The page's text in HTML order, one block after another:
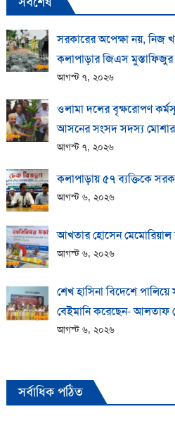
সরকারের অপেক্ষা নয়, নিজ
কলাপাড়ার জিএস মুস্তাফিজুর
আগস্ট ৭, ২০২৬
ওলামা দলের বৃক্ষরোপণ
আসনের সংসদ সদস্য
আগস্ট ৭, ২০২৬
কলাপাড়ায় ​৫৭ ব্যক্তিকে
আগস্ট ৬, ২০২৬
আখতার হোসেন
আগস্ট ৬, ২০২৬
শেখ হাসিনা বিদেশে পালিয়ে
বেইমানি করেছেন- আলতাফ
আগস্ট ৬, ২০২৬
সর্বাধিক পঠিত